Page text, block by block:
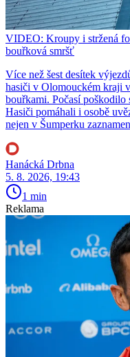
VIDEO: Kroupy i stržená
bouřková smršť
Více než šest desítek
hasiči v Olomouckém kraji
bouřkami. Počasí poškodilo
Hasiči pomáhali i osobě
nejen v Šumperku
Hanácká Drbna
5. 8. 2026, 19:43
1 min
Reklama